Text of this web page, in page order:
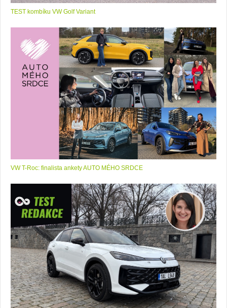
TEST kombíku VW Golf Variant
VW T-Roc: finalista ankety AUTO MÉHO SRDCE